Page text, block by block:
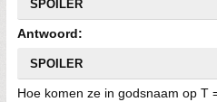
SPOILER
Antwoord:
SPOILER
Hoe komen ze in godsnaam op T